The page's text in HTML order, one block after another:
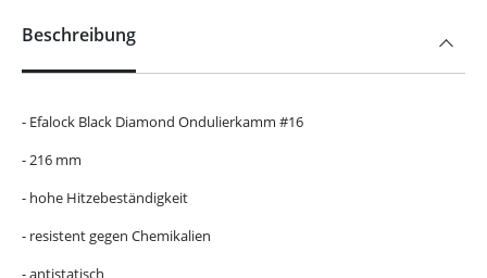
Beschreibung
- Efalock Black Diamond Ondulierkamm #16
- 216 mm
- hohe Hitzebeständigkeit
- resistent gegen Chemikalien
- antistatisch